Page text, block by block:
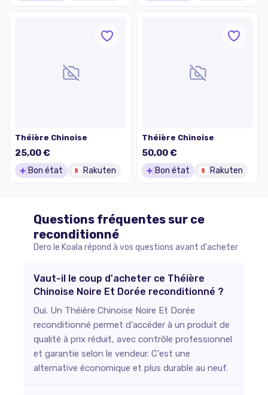
Théière Chinoise
25,00 €
Bon état Rakuten
Théière Chinoise
50,00 €
Bon état Rakuten
Questions fréquentes sur ce
reconditionné
Dero le Koala répond à vos questions avant d'acheter
Vaut-il le coup d'acheter ce Théière
Chinoise Noire Et Dorée reconditionné ?
Oui. Un Théière Chinoise Noire Et Dorée
reconditionné permet d'accéder à un produit de
qualité à prix réduit, avec contrôle professionnel
et garantie selon le vendeur. C'est une
alternative économique et plus durable au neuf.